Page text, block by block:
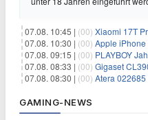
07.08. 10:45 | (00) Xiaomi 17T Pro 1TB +
07.08. 10:30 | (00) Apple iPhone 17 256GB +
07.08. 09:15 | (00) PLAYBOY
07.08. 08:33 | (00) Gigaset
07.08. 08:30 | (00) Atera 022685
GAMING-NEWS